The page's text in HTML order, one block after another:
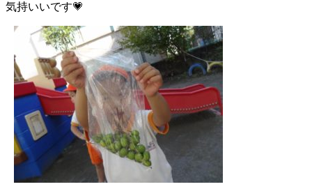
気持いいです💗